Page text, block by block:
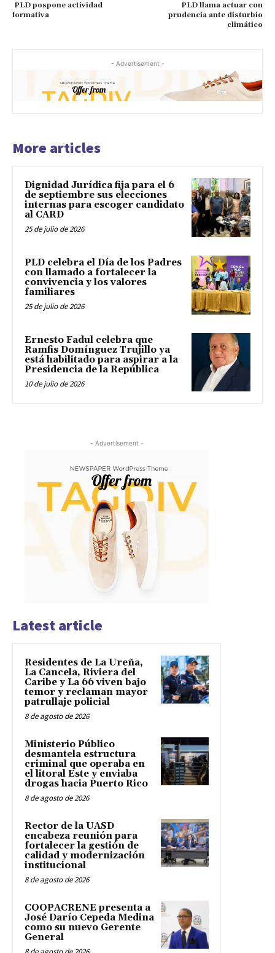
PLD pospone actividad
formativa
PLD llama actuar con
prudencia ante disturbio
climático
- Advertisement -
More articles
Dignidad Jurídica fija para el 6
de septiembre sus elecciones
internas para escoger candidato
al CARD
25 de julio de 2026
PLD celebra el Día de los Padres
con llamado a fortalecer la
convivencia y los valores
familiares
25 de julio de 2026
Ernesto Fadul celebra que
Ramfis Domínguez Trujillo ya
está habilitado para aspirar a la
Presidencia de la República
10 de julio de 2026
- Advertisement -
Latest article
Residentes de La Ureña,
La Cancela, Riviera del
Caribe y La 66 viven bajo
temor y reclaman mayor
patrullaje policial
8 de agosto de 2026
Ministerio Público
desmantela estructura
criminal que operaba en
el litoral Este y enviaba
drogas hacia Puerto Rico
8 de agosto de 2026
Rector de la UASD
encabeza reunión para
fortalecer la gestión de
calidad y modernización
institucional
8 de agosto de 2026
COOPACRENE presenta a
José Darío Cepeda Medina
como su nuevo Gerente
General